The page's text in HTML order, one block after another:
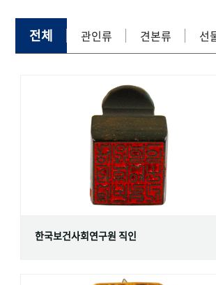
전체 관인류 견본류 선
한국보건사회연구원 직인